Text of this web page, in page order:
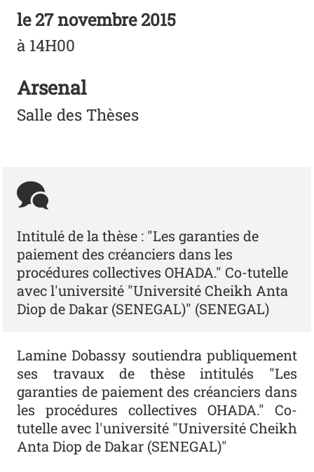
le27 novembre 2015
à 14H00
Arsenal
Salle des Thèses
Intitulé de la thèse : "Les garanties de
paiement des créanciers dans les
procédures collectives OHADA." Co-tutelle
avec l'université "Université Cheikh Anta
Diop de Dakar (SENEGAL)" (SENEGAL)
Lamine Dobassy soutiendra publiquement
ses travaux de thèse intitulés "Les
garanties de paiement des créanciers dans
les procédures collectives OHADA." Co-
tutelle avec l'université "Université Cheikh
Anta Diop de Dakar (SENEGAL)"